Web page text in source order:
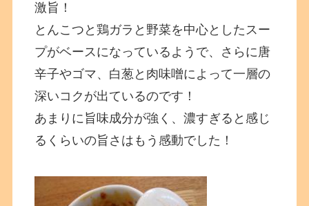
激旨！
とんこつと鶏ガラと野菜を中心としたスー
プがベースになっているようで、さらに唐
辛子やゴマ、白葱と肉味噌によって一層の
深いコクが出ているのです！
あまりに旨味成分が強く、濃すぎると感じ
るくらいの旨さはもう感動でした！